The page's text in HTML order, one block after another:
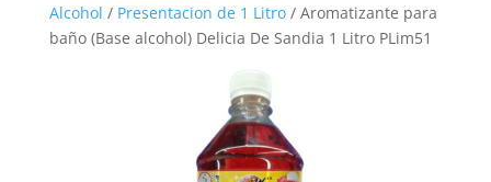
Alcohol / Presentacion de 1 Litro/ Aromatizante para
baño (Base alcohol) Delicia De Sandia 1 Litro PLim51